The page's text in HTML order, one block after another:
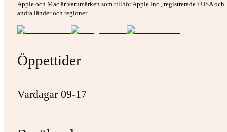
Apple och Mac är varumärken som tillhör Apple Inc., registrerade i USA och
andra länder och regioner.
Öppettider
Vardagar 09-17